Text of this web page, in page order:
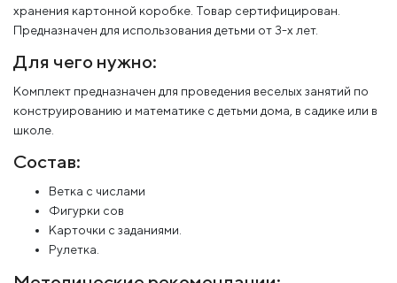
хранения картонной коробке. Товар сертифицирован.
Предназначен для использования детьми от 3-х лет.
Для чего нужно:
Комплект предназначен для проведения веселых занятий по
конструированию и математике с детьми дома, в садике или в
школе.
Состав:
Ветка с числами
Фигурки сов
Карточки с заданиями.
Рулетка.